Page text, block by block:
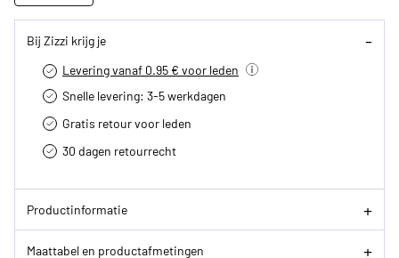
Bij Zizzi krijg je
Levering vanaf 0.95 € voor leden
Snelle levering: 3-5 werkdagen
Gratis retour voor leden
30 dagen retourrecht­
Productinformatie
Maattabel en productafmetingen